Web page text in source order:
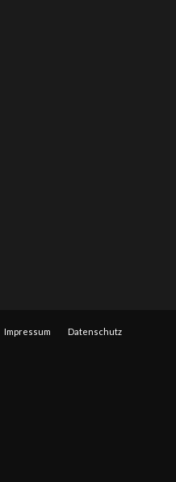
Impressum Datenschutz